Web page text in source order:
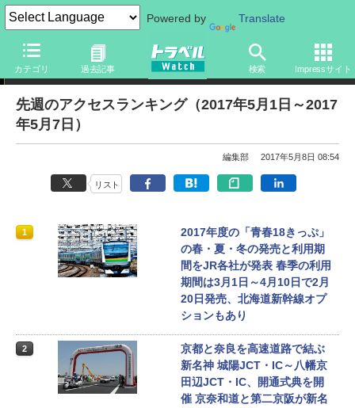
Powered by Translate
カテゴリ 過去記事 検索 Impressサイト
アクセスランキング
先週のアクセスランキング（2017年5月1日～2017
年5月7日）
編集部 2017年5月8日 08:54
リスト
1
2017年度の「青春18きっぷ」
の春・夏・冬の発売と利用期
間をJR各社が発表 春季の利用
期間は3月1日～4月10日で2月
20日発売、北海道新幹線オプ
ションもあり
2
京都と奈良を高速道路で結ぶ
新名神 城陽JCT・IC～八幡京
田辺JCT・IC、開通式典を開
催 京奈和道と第二京阪が新名